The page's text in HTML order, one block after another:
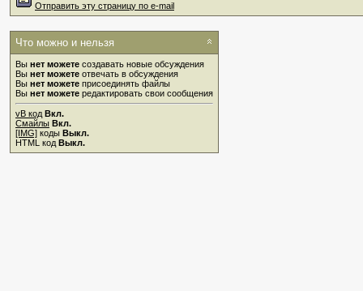
Отправить эту страницу по e-mail
Что можно и нельзя
Вы нет можете создавать новые обсуждения
Вы нет можете отвечать в обсуждения
Вы нет можете присоединять файлы
Вы нет можете редактировать свои сообщения
vB код Вкл.
Смайлы Вкл.
[IMG] коды Выкл.
HTML код Выкл.